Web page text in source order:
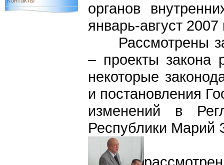
органов
январь-август 2007
Рассмотрены
– проекты закона
некоторые
и постановления
изменений в
Республики Марий